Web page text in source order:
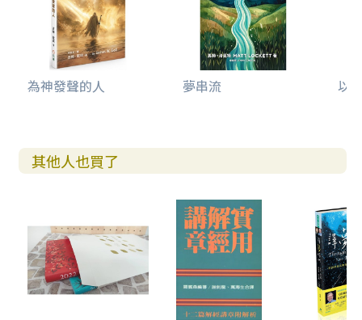
為神發聲的人 夢串流 以
其他人也買了